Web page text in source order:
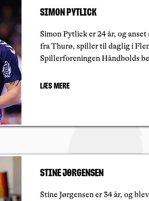
Simon Pytlick
Simon Pytlick er 24 år, og
fra Thurø, spiller til daglig i
Spillerforeningen Håndbolds
Læs mere
Stine Jørgensen
Stine Jørgensen er 34 år, og